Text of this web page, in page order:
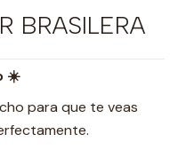
BRASILERA
☀️
para que te veas